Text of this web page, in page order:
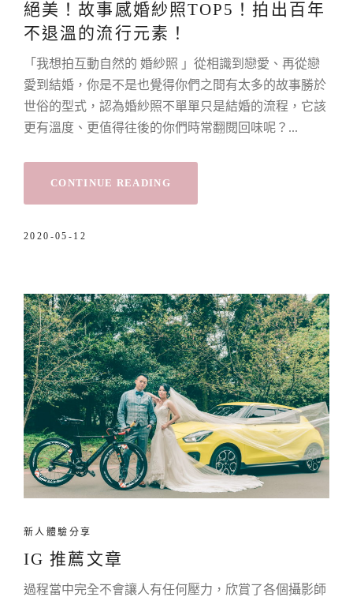
絕美！故事感婚紗照TOP5！拍出百年
不退溫的流行元素！
「我想拍互動自然的 婚紗照 」從相識到戀愛、再從戀
愛到結婚，你是不是也覺得你們之間有太多的故事勝於
世俗的型式，認為婚紗照不單單只是結婚的流程，它該
更有溫度、更值得往後的你們時常翻閱回味呢？
CONTINUE READING
2020-05-12
新人體驗分享
IG 推薦文章
過程當中完全不會讓人有任何壓力，欣賞了各個攝影師